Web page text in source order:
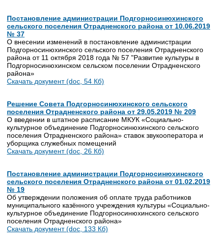
Постановление администрации Подгорносинюхинского
сельского поселения Отрадненского района от 10.06.2019
№ 37
О внесении изменений в постановление администрации
Подгорносинюхинского сельского поселения Отрадненского
района от 11 октября 2018 года № 57 "Развитие культуры в
Подгорносинюхинском сельском поселении Отрадненского
района»
Скачать документ (doc, 54 Кб)
Решение Совета Подгорносинюхинского сельского
поселения Отрадненского района от 29.05.2019 № 209
О введении в штатное расписание МКУК «Социально-
культурное объединение Подгорносинюхинского сельского
поселения Отрадненского района» ставок звукооператора и
уборщика служебных помещений
Скачать документ (doc, 26 Кб)
Постановление администрации Подгорносинюхинского
сельского поселения Отрадненского района от 01.02.2019
№ 19
Об утверждении положения об оплате труда работников
муниципального казённого учреждения культуры «Социально-
культурное объединение Подгорносинюхинского сельского
поселения Отрадненского района»
Скачать документ (doc, 133 Кб)